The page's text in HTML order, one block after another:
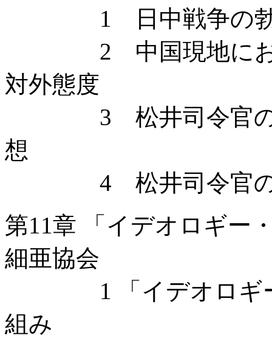
1 日中戦争の勃発
2 中国現地におけ
対外態度
3 松井司令官の占
想
4 松井司令官の
第11章 「イデオロギー
細亜協会
1 「イデオロギー
組み